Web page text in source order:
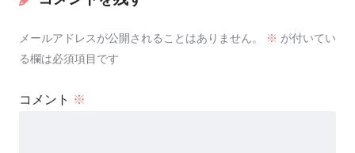
メールアドレスが公開されることはありません。 ※ が付いてい
る欄は必須項目です
コメント ※